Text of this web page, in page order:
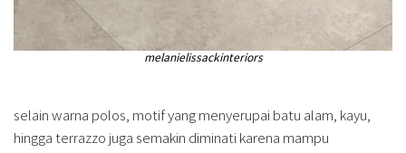
melanielissackinteriors
selain warna polos, motif yang menyerupai batu alam, kayu,
hingga terrazzo juga semakin diminati karena mampu